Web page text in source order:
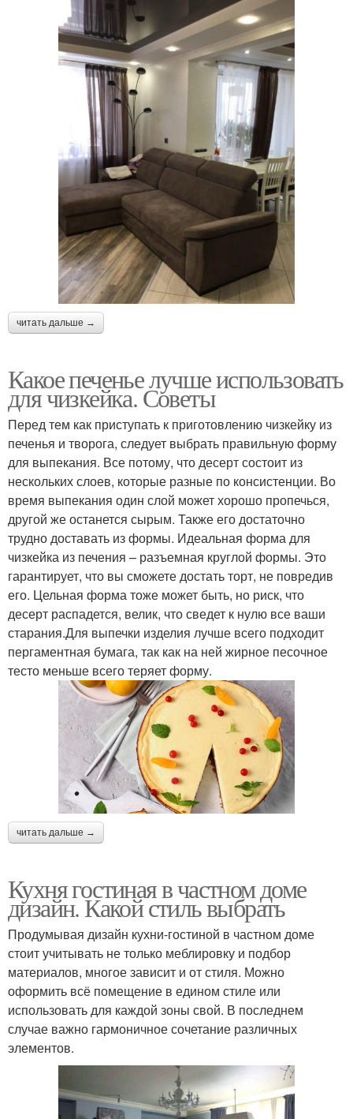
читать дальше →
Какое печенье лучше использовать
для чизкейка. Советы
Перед тем как приступать к приготовлению чизкейку из
печенья и творога, следует выбрать правильную форму
для выпекания. Все потому, что десерт состоит из
нескольких слоев, которые разные по консистенции. Во
время выпекания один слой может хорошо пропечься,
другой же останется сырым. Также его достаточно
трудно доставать из формы. Идеальная форма для
чизкейка из печения – разъемная круглой формы. Это
гарантирует, что вы сможете достать торт, не повредив
его. Цельная форма тоже может быть, но риск, что
десерт распадется, велик, что сведет к нулю все ваши
старания.Для выпечки изделия лучше всего подходит
пергаментная бумага, так как на ней жирное песочное
тесто меньше всего теряет форму.
читать дальше →
Кухня гостиная в частном доме
дизайн. Какой стиль выбрать
Продумывая дизайн кухни-гостиной в частном доме
стоит учитывать не только меблировку и подбор
материалов, многое зависит и от стиля. Можно
оформить всё помещение в едином стиле или
использовать для каждой зоны свой. В последнем
случае важно гармоничное сочетание различных
элементов.